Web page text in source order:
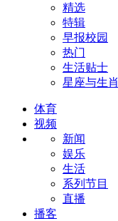
精选
特辑
早报校园
热门
生活贴士
星座与生肖
体育
视频
新闻
娱乐
生活
系列节目
直播
播客